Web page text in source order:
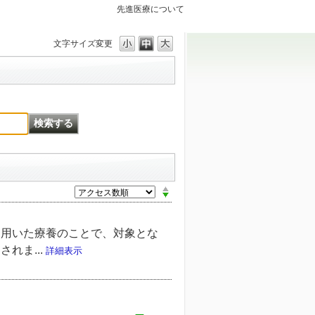
先進医療について
文字サイズ変更
いた療養のことで、対象とな
れま... 詳細表示